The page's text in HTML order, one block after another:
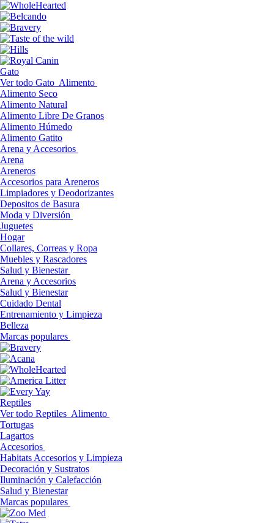
Gato
Ver todo Gato Alimento
Alimento Seco
Alimento Natural
Alimento Libre De Granos
Alimento Húmedo
Alimento Gatito
Arena y Accesorios
Arena
Areneros
Accesorios para Areneros
Limpiadores y Deodorizantes
Depositos de Basura
Moda y Diversión
Juguetes
Hogar
Collares, Correas y Ropa
Muebles y Rascadores
Salud y Bienestar
Arena y Accesorios
Salud y Bienestar
Cuidado Dental
Entrenamiento y Limpieza
Belleza
Marcas populares
Reptiles
Ver todo Reptiles Alimento
Tortugas
Lagartos
Accesorios
Habitats Accesorios y Limpieza
Decoración y Sustratos
Iluminación y Calefacción
Salud y Bienestar
Marcas populares